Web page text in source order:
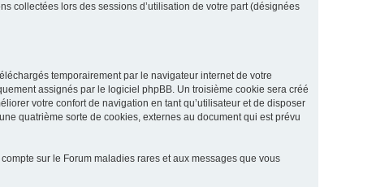
collectées lors des sessions d’utilisation de votre part (désignées
temporairement par le navigateur internet de votre
assignés par le logiciel phpBB. Un troisième cookie sera créé
votre confort de navigation en tant qu’utilisateur et de disposer
quatrième sorte de cookies, externes au document qui est prévu
sur le Forum maladies rares et aux messages que vous